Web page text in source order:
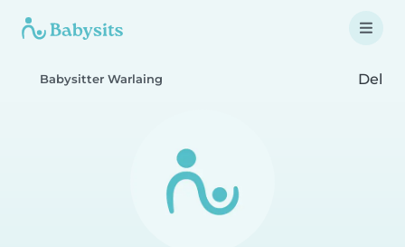
Babysitter Warlaing Del